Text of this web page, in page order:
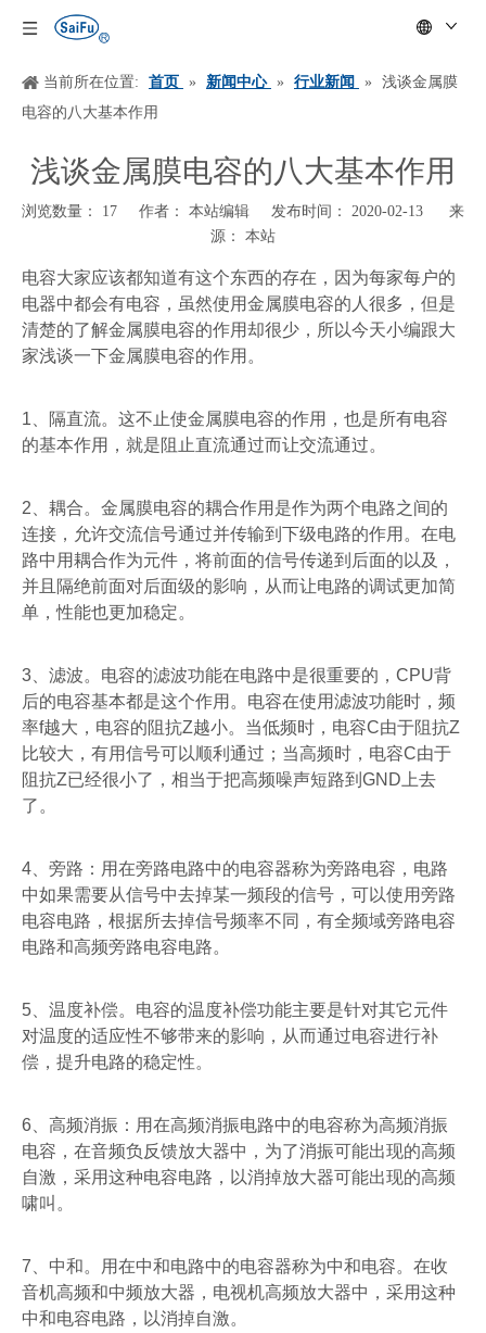
当前所在位置: 首页 » 新闻中心 » 行业新闻 »
浅谈金属膜
电容的八大基本作用
浅谈金属膜电容的八大基本作用
浏览数量： 17 作者： 本站编辑 发布时间： 2020-02-13 来
源： 本站
["wechat","weibo","qzone","douban","email"]
电容大家应该都知道有这个东西的存在，因为每家每户的
电器中都会有电容，虽然使用金属膜电容的人很多，但是
清楚的了解金属膜电容的作用却很少，所以今天小编跟大
家浅谈一下金属膜电容的作用。
1 、隔直流。这不止使金属膜电容的作用，也是所有电容
的基本作用，就是阻止直流通过而让交流通过。
2 、耦合。金属膜电容的耦合作用是作为两个电路之间的
连接，允许交流信号通过并传输到下级电路的作用。在电
路中用耦合作为元件，将前面的信号传递到后面的以及，
并且隔绝前面对后面级的影响，从而让电路的调试更加简
单，性能也更加稳定。
3 、滤波。电容的滤波功能在电路中是很重要的， CPU背
后的电容基本都是这个作用。电容在使用滤波功能时，频
率f越大，电容的阻抗Z越小。当低频时，电容C由于阻抗Z
比较大，有用信号可以顺利通过；当高频时，电容C由于
阻抗Z已经很小了，相当于把高频噪声短路到 GND 上去
了。
4 、旁路：用在旁路电路中的电容器称为旁路电容，电路
中如果需要从信号中去掉某一频段的信号，可以使用旁路
电容电路，根据所去掉信号频率不同，有全频域旁路电容
电路和高频旁路电容电路。
5 、温度补偿。电容的温度补偿功能主要是针对其它元件
对温度的适应性不够带来的影响，从而通过电容进行补
偿，提升电路的稳定性。
6 、高频消振：用在高频消振电路中的电容称为高频消振
电容，在音频负反馈放大器中，为了消振可能出现的高频
自激，采用这种电容电路，以消掉放大器可能出现的高频
啸叫。
7 、中和。用在中和电路中的电容器称为中和电容。在收
音机高频和中频放大器，电视机高频放大器中，采用这种
中和电容电路，以消掉自激。